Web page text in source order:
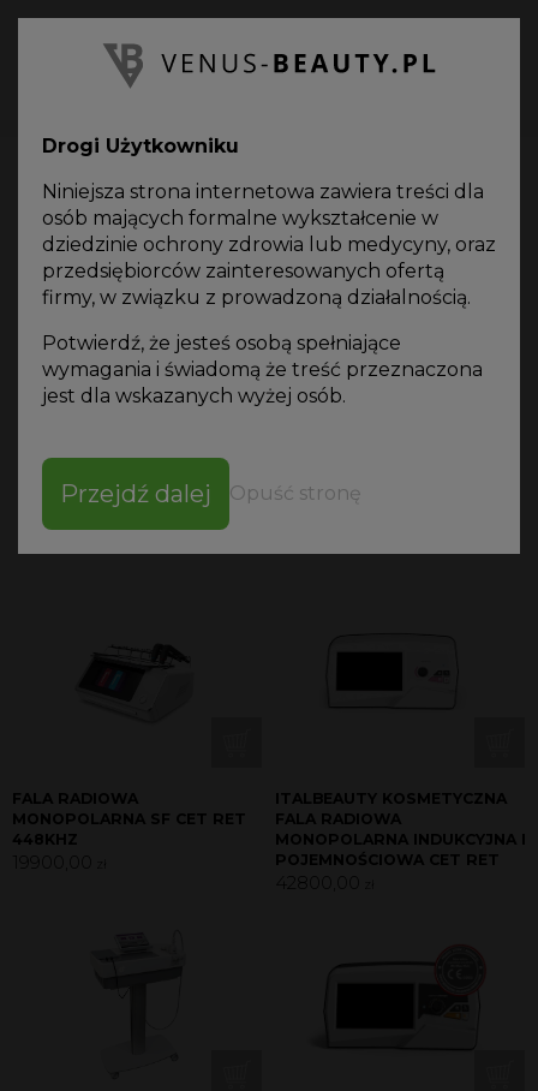
Fale radiowe
monopolarne
SORTUJ WG
FALA RADIOWA
MONOPOLARNA SF CET RET
448KHZ
ITALBEAUTY KOSMETYCZNA
FALA RADIOWA
MONOPOLARNA INDUKCYJNA I
POJEMNOŚCIOWA CET RET
42800,00
Drogi Użytkowniku
Niniejsza strona internetowa zawiera treści dla
osób mających formalne wykształcenie w
dziedzinie ochrony zdrowia lub medycyny, oraz
przedsiębiorców zainteresowanych ofertą
firmy, w związku z prowadzoną działalnością.
Potwierdź, że jesteś osobą spełniające
wymagania i świadomą że treść przeznaczona
jest dla wskazanych wyżej osób.
Przejdź dalej Opuść stronę